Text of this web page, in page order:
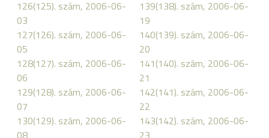
126(125). szám, 2006-06-
03
127(126). szám, 2006-06-
05
128(127). szám, 2006-06-
06
129(128). szám, 2006-06-
07
130(129). szám, 2006-06-
08
139(138). szám, 2006-06-
19
140(139). szám, 2006-06-
20
141(140). szám, 2006-06-
21
142(141). szám, 2006-06-
22
143(142). szám, 2006-06-
23